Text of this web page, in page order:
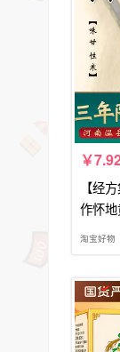
【经
作怀
淘宝好物